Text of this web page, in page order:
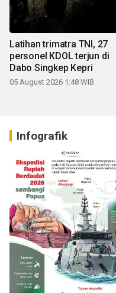
Latihan trimatra TNI, 27
personel KDOL terjun di
Dabo Singkep Kepri
05 August 2026 1:48 WIB
Infografik